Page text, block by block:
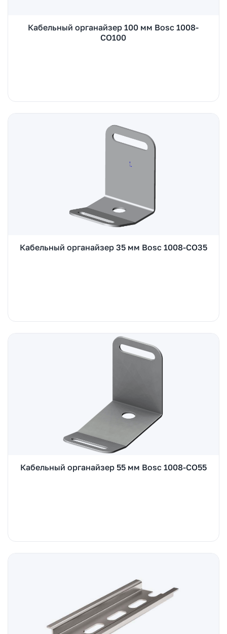
Кабельный органайзер 100 мм Bosc 1008-
CO100
Кабельный органайзер 35 мм Bosc 1008-CO35
Кабельный органайзер 55 мм Bosc 1008-CO55